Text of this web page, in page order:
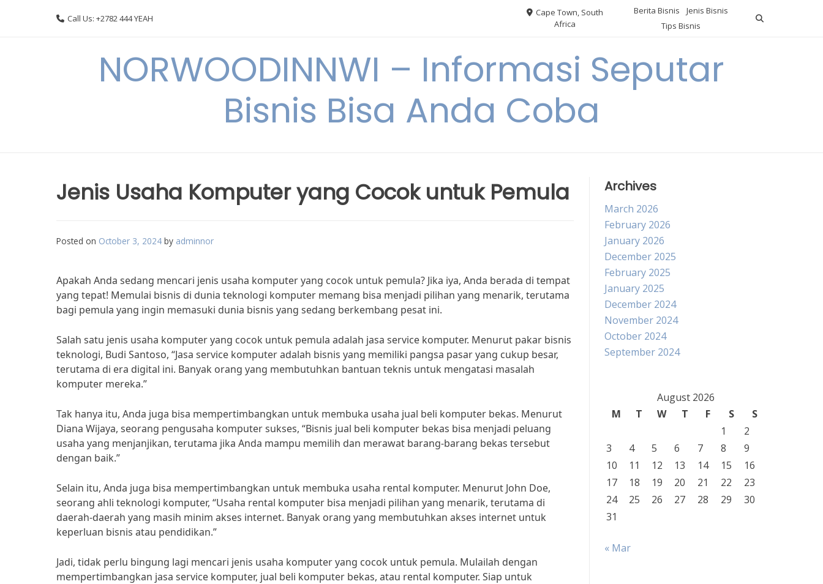
Call Us: +2782 444 YEAH
Cape Town, South
Africa
Berita Bisnis
Jenis Bisnis
Tips Bisnis
NORWOODINNWI – Informasi Seputar
Bisnis Bisa Anda Coba
Jenis Usaha Komputer yang Cocok untuk Pemula
Posted on October 3, 2024 by adminnor
Apakah Anda sedang mencari jenis usaha komputer yang cocok untuk pemula? Jika iya, Anda berada di tempat
yang tepat! Memulai bisnis di dunia teknologi komputer memang bisa menjadi pilihan yang menarik, terutama
bagi pemula yang ingin memasuki dunia bisnis yang sedang berkembang pesat ini.
Salah satu jenis usaha komputer yang cocok untuk pemula adalah jasa service komputer. Menurut pakar bisnis
teknologi, Budi Santoso, “Jasa service komputer adalah bisnis yang memiliki pangsa pasar yang cukup besar,
terutama di era digital ini. Banyak orang yang membutuhkan bantuan teknis untuk mengatasi masalah
komputer mereka.”
Tak hanya itu, Anda juga bisa mempertimbangkan untuk membuka usaha jual beli komputer bekas. Menurut
Diana Wijaya, seorang pengusaha komputer sukses, “Bisnis jual beli komputer bekas bisa menjadi peluang
usaha yang menjanjikan, terutama jika Anda mampu memilih dan merawat barang-barang bekas tersebut
dengan baik.”
Selain itu, Anda juga bisa mempertimbangkan untuk membuka usaha rental komputer. Menurut John Doe,
seorang ahli teknologi komputer, “Usaha rental komputer bisa menjadi pilihan yang menarik, terutama di
daerah-daerah yang masih minim akses internet. Banyak orang yang membutuhkan akses internet untuk
keperluan bisnis atau pendidikan.”
Jadi, tidak perlu bingung lagi mencari jenis usaha komputer yang cocok untuk pemula. Mulailah dengan
mempertimbangkan jasa service komputer, jual beli komputer bekas, atau rental komputer. Siap untuk
Archives
March 2026
February 2026
January 2026
December 2025
February 2025
January 2025
December 2024
November 2024
October 2024
September 2024
August 2026
M
T W T F S
S
1
2
3
4 5 6 7 8
9
10
11 12 13 14 15
16
17
18 19 20 21 22
23
24
25 26 27 28 29
30
31
« Mar